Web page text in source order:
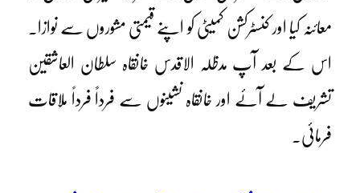
معائنہ کیا اور کنسٹرکشن کمیٹی کو اپنے قیمتی مشوروں سے نوازا۔
اس کے بعد آپ مدظلہ الاقدس خانقاہ سلطان العاشقین
تشریف لے آئے اور خانقاہ نشینوں سے فرداً فرداً ملاقات
فرمائی۔